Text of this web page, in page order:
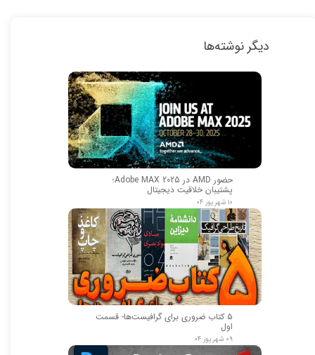
دیگر نوشته‌ها
حضور AMD در Adobe MAX 2025؛
پشتیبان خلاقیت دیجیتال
۱۰ شهریور ۰۴
۵ کتاب ضروری برای گرافیست‌ها- قسمت
اول
۰۹ شهریور ۰۴